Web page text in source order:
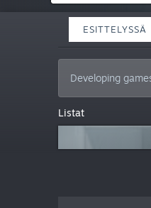
ESITTELYSSÄ
Developing
Listat